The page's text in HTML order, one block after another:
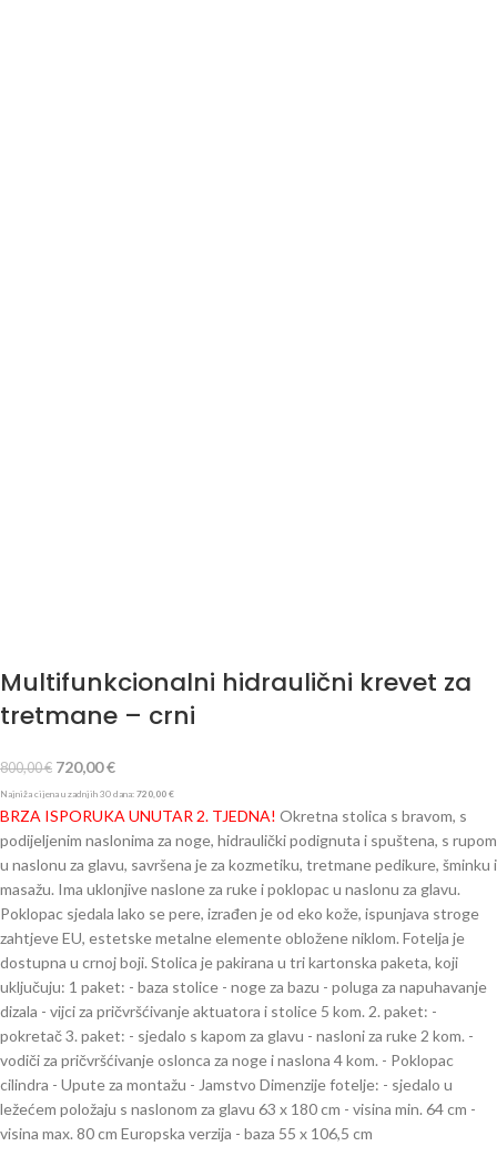
Multifunkcionalni hidraulični krevet za
tretmane – crni
800,00€ 720,00€
Najniža cijena u zadnjih 30 dana: 720,00 €
BRZA ISPORUKA UNUTAR 2. TJEDNA! Okretna stolica s bravom, s
podijeljenim naslonima za noge, hidraulički podignuta i spuštena, s rupom
u naslonu za glavu, savršena je za kozmetiku, tretmane pedikure, šminku i
masažu. Ima uklonjive naslone za ruke i poklopac u naslonu za glavu.
Poklopac sjedala lako se pere, izrađen je od eko kože, ispunjava stroge
zahtjeve EU, estetske metalne elemente obložene niklom. Fotelja je
dostupna u crnoj boji. Stolica je pakirana u tri kartonska paketa, koji
uključuju: 1 paket: - baza stolice - noge za bazu - poluga za napuhavanje
dizala - vijci za pričvršćivanje aktuatora i stolice 5 kom. 2. paket: -
pokretač 3. paket: - sjedalo s kapom za glavu - nasloni za ruke 2 kom. -
vodiči za pričvršćivanje oslonca za noge i naslona 4 kom. - Poklopac
cilindra - Upute za montažu - Jamstvo Dimenzije fotelje: - sjedalo u
ležećem položaju s naslonom za glavu 63 x 180 cm - visina min. 64 cm -
visina max. 80 cm Europska verzija - baza 55 x 106,5 cm